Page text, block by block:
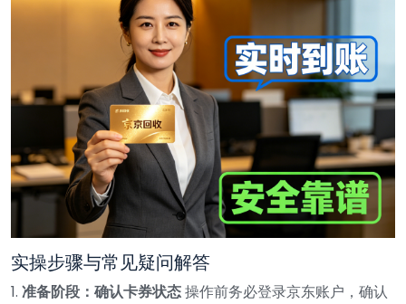
实操步骤与常见疑问解答
1. 准备阶段：确认卡券状态操作前务必登录京东账户，确认